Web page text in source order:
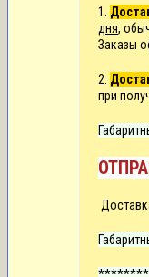
1.
дня,
Заказы
2.
при
Д